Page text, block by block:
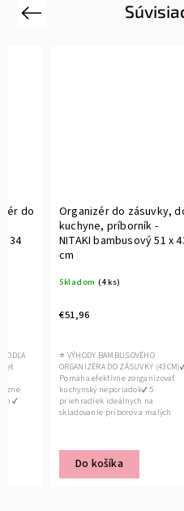
Previous
do
34
✔
Organizér do zásuvky,
kuchyne, príborník -
NITAKI bambusový 51 x
cm
Skladom (4 ks)
€51,96
Do košíka
⭐ VÝHODY BAMBUSOVÉHO
ORGANIZÉRA DO ZÁSUVKY (43CM)✔
Pomáha efektívne zorganizovať
kuchynský neporiadok✔ 5
priehradiek ideálnych na
skladovanie príborov a malých